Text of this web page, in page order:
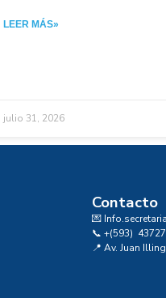
LEER MÁS»
julio 31, 2026
Contacto
💌
📞 +(593)
📍 Av. Juan